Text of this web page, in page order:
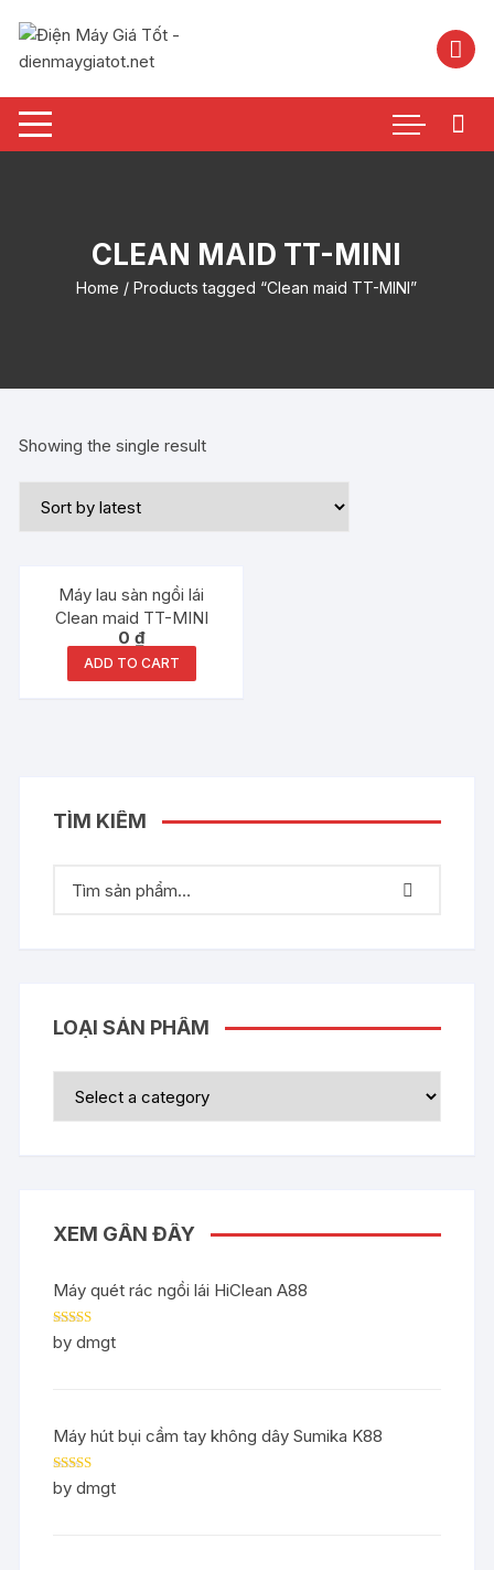
nội
CLEAN MAID TT-MINI
Home / Products tagged “Clean maid TT-MINI”
Showing the single result
Máy lau sàn ngồi lái
Clean maid TT-MINI
0₫
ADD TO CART
TÌM KIẾM
LOẠI SẢN PHẨM
XEM GẦN ĐÂY
Máy quét rác ngồi lái HiClean A88
Rated5out
of 5
by dmgt
Máy hút bụi cầm tay không dây Sumika K88
Rated5out
of 5
by dmgt